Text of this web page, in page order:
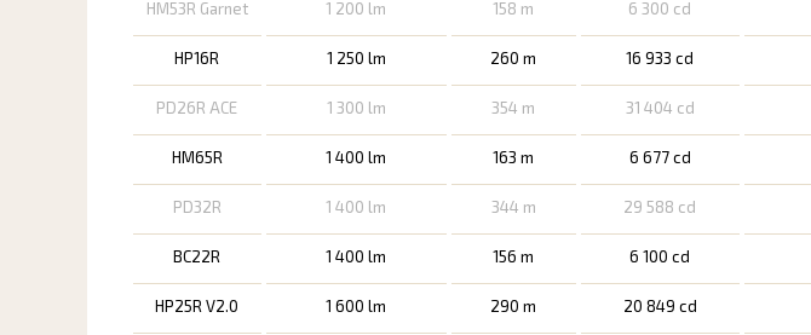
HM53R Garnet
1 200 lm 158 m 6 300 cd
HP16R
1 250 lm 260 m 16 933 cd
PD26R ACE
1 300 lm 354 m 31 404 cd
HM65R
1 400 lm 163 m 6 677 cd
PD32R
1 400 lm 344 m 29 588 cd
BC22R
1 400 lm 156 m 6 100 cd
HP25R V2.0
1 600 lm 290 m 20 849 cd